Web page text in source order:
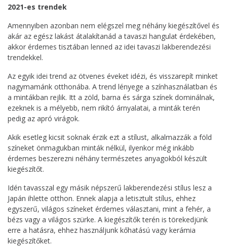
2021-es trendek
Amennyiben azonban nem elégszel meg néhány kiegészítővel és
akár az egész lakást átalakítanád a tavaszi hangulat érdekében,
akkor érdemes tisztában lenned az idei tavaszi lakberendezési
trendekkel.
Az egyik idei trend az ötvenes éveket idézi, és visszarepít minket
nagymamánk otthonába. A trend lényege a színhasználatban és
a mintákban rejlik. Itt a zöld, barna és sárga színek dominálnak,
ezeknek is a mélyebb, nem rikító árnyalatai, a minták terén
pedig az apró virágok.
Akik esetleg kicsit soknak érzik ezt a stílust, alkalmazzák a föld
színeket önmagukban minták nélkül, ilyenkor még inkább
érdemes beszerezni néhány természetes anyagokból készült
kiegészítőt.
Idén tavasszal egy másik népszerű lakberendezési stílus lesz a
Japán ihlette otthon. Ennek alapja a letisztult stílus, ehhez
egyszerű, világos színeket érdemes választani, mint a fehér, a
bézs vagy a világos szürke. A kiegészítők terén is törekedjünk
erre a hatásra, ehhez használjunk kőhatású vagy kerámia
kiegészítőket.